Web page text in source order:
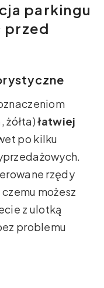
parkingu
przed
żółta)łatwiej
po kilku
rzędy
możesz
z ulotką
problemu